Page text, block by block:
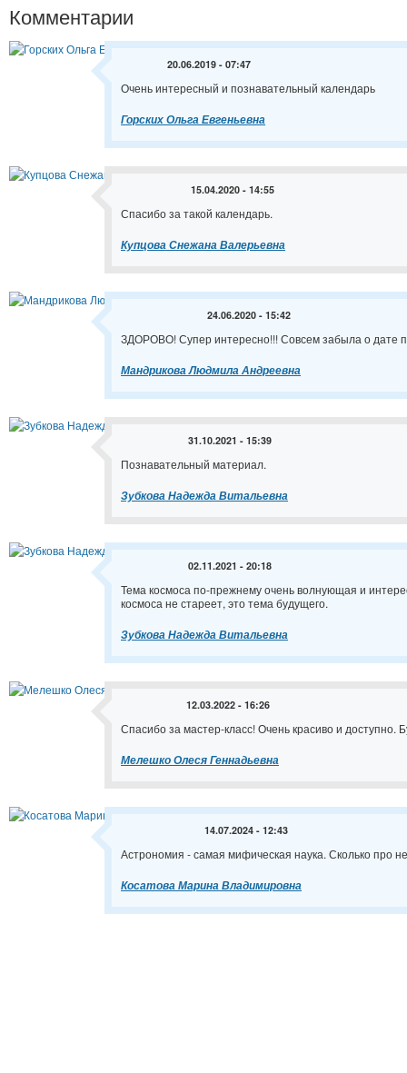
Комментарии
20.06.2019 - 07:47
Очень интересный и познавательный календарь
Горских Ольга Евгеньевна
15.04.2020 - 14:55
Спасибо за такой календарь.
Купцова Снежана Валерьевна
24.06.2020 - 15:42
ЗДОРОВО! Супер интересно!!! Совсем забыла о дате
Мандрикова Людмила Андреевна
31.10.2021 - 15:39
Познавательный материал.
Зубкова Надежда Витальевна
02.11.2021 - 20:18
Тема космоса по-прежнему очень волнующая и
космоса не стареет, это тема будущего.
Зубкова Надежда Витальевна
12.03.2022 - 16:26
Спасибо за мастер-класс! Очень красиво и доступно.
Мелешко Олеся Геннадьевна
14.07.2024 - 12:43
Астрономия - самая мифическая наука. Сколько про
Косатова Марина Владимировна